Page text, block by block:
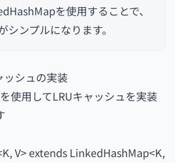
を使用することで、
シンプルになります。
ッシュの実装
使用してLRUキャッシュを実装
V> extends LinkedHashMap<K,